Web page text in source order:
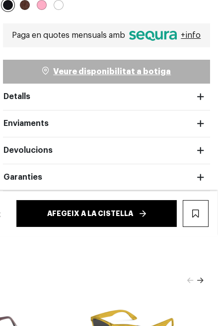
completa
Paga en quotes mensuals amb +info
Veure disponibilitat a botiga
Detalls
Enviaments
Devolucions
Garanties
AFEGEIX A LA CISTELLA